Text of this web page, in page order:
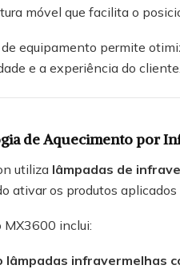
móvel que facilita o
equipamento permite
e a experiência do cliente.
de Aquecimento por
utiliza lâmpadas de
ativar os produtos aplicados
MX3600 inclui:
lâmpadas infravermelhas